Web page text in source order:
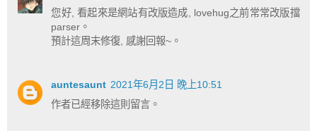
您好, 看起來是網站有改版造成, lovehug之前常常改版擋
parser。
預計這周末修復, 感謝回報~。
auntesaunt 2021年6月2日 晚上10:51
作者已經移除這則留言。